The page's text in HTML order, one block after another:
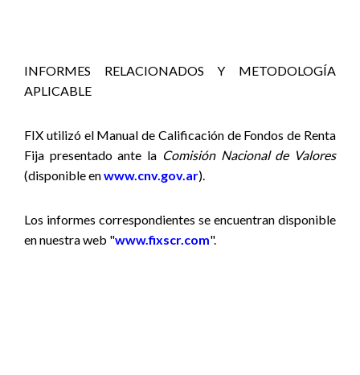
INFORMES RELACIONADOS Y METODOLOGÍA
APLICABLE
FIX utilizó el Manual de Calificación de Fondos de Renta
Fija presentado ante la Comisión Nacional de Valores
(disponibleenwww.cnv.gov.ar).
Los informes correspondientes se encuentran disponible
en nuestra web "www.fixscr.com".